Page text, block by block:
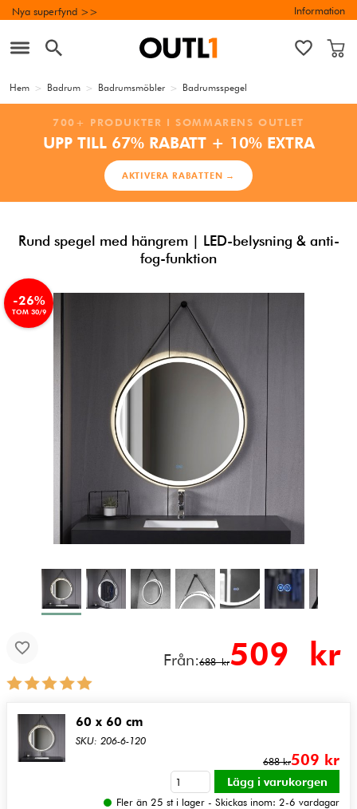
Nya superfynd >> Information
Hem > Badrum > Badrumsmöbler > Badrumsspegel
700+ PRODUKTER I SOMMARENS OUTLET
UPP TILL 67% RABATT + 10% EXTRA
AKTIVERA RABATTEN →
Rund spegel med hängrem | LED-belysning & anti-
fog-funktion
-26%
TOM 30/9
Från:688 kr509 kr
60 x 60 cm
SKU: 206-6-120
688 kr509 kr
Fler än 25 st i lager - Skickas inom: 2-6 vardagar